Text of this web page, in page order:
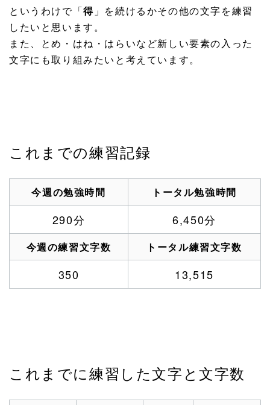
というわけで「得 」を続けるかその他の文字を練習
したいと思います。
また、とめ・はね・はらいなど新しい要素の入った
文字にも取り組みたいと考えています。
これまでの練習記録
今週の勉強時間 トータル勉強時間
290分 6,450分
今週の練習文字数 トータル練習文字数
350 13,515
これまでに練習した文字と文字数